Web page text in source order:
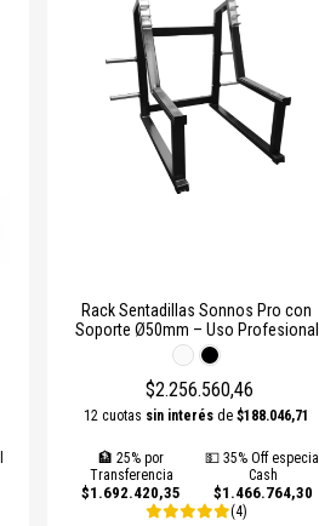
Rack Sentadillas Sonnos Pro con
Soporte Ø50mm – Uso Profesional
$2.256.560,46
12 cuotas sin interés de$188.046,71
🏦 25% por
Transferencia
$1.692.420,35
💵 35% Off especial
Cash
$1.466.764,30
(4)